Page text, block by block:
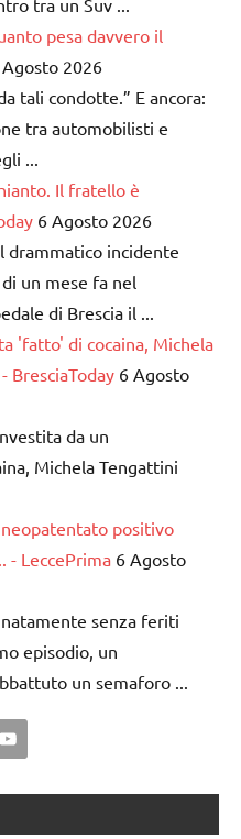
pesa davvero il
2026
tali condotte.” E ancora:
tra automobilisti e
...
Il fratello è
6 Agosto 2026
drammatico incidente
un mese fa nel
di Brescia il ...
'fatto' di cocaina, Michela
BresciaToday 6 Agosto
da un
Michela Tengattini
positivo
- LeccePrima 6 Agosto
senza feriti
episodio, un
un semaforo ...